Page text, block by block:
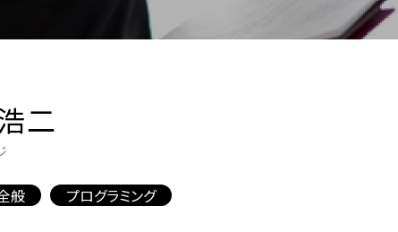
二
般 プログラミング